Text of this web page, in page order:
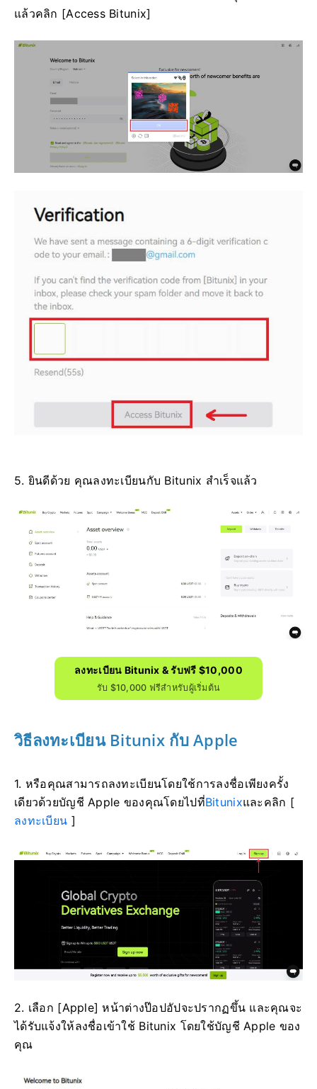
แล้วคลิก [Access Bitunix]
5. ยินดีด้วย คุณลงทะเบียนกับ Bitunix สำเร็จแล้ว
ลงทะเบียน Bitunix & รับฟรี $10,000
รับ $10,000 ฟรีสำหรับผู้เริ่มต้น
วิธีลงทะเบียน Bitunix กับ Apple
1. หรือคุณสามารถลงทะเบียนโดยใช้การลงชื่อเพียงครั้ง
เดียวด้วยบัญชี Apple ของคุณโดยไปที่Bitunixและคลิก [
ลงทะเบียน ]
2. เลือก [Apple] หน้าต่างป๊อปอัปจะปรากฏขึ้น และคุณจะ
ได้รับแจ้งให้ลงชื่อเข้าใช้ Bitunix โดยใช้บัญชี Apple ของ
คุณ